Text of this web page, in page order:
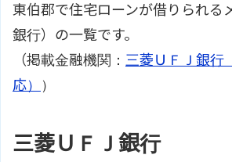
東伯郡で住宅ローンが借りられる
銀行）の一覧です。
（掲載金融機関： 三菱ＵＦＪ銀行
応）
）
三菱ＵＦＪ銀行